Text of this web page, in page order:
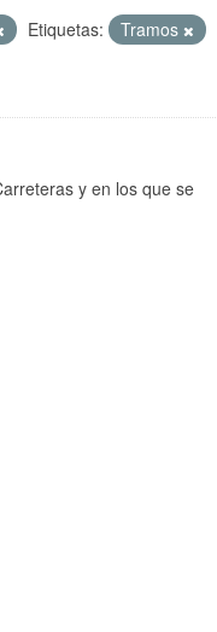
Etiquetas:
Tramos
y en los que se